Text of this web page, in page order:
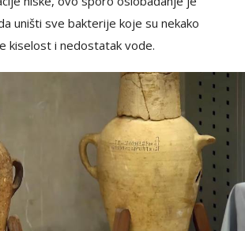
uništi sve bakterije koje su nekako
kiselost i nedostatak vode.